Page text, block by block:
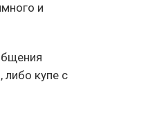
и
купе с